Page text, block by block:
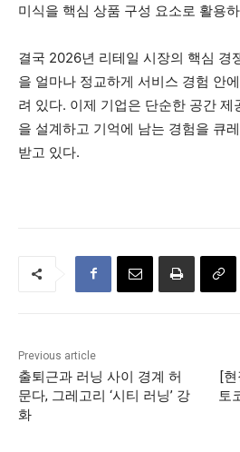
미식을 핵심 상품 구성 요소로 활용
결국 2026년 리테일 시장의 핵심 경
을 얼마나 정교하게 서비스 경험 안
려 있다. 이제 기업은 단순한 공간
을 설계하고 기억에 남는 경험을 큐
받고 있다.
Previous article
출퇴근과 러닝 사이 경계 허
문다, 그레고리 ‘시티 러닝’ 강
화
[
토